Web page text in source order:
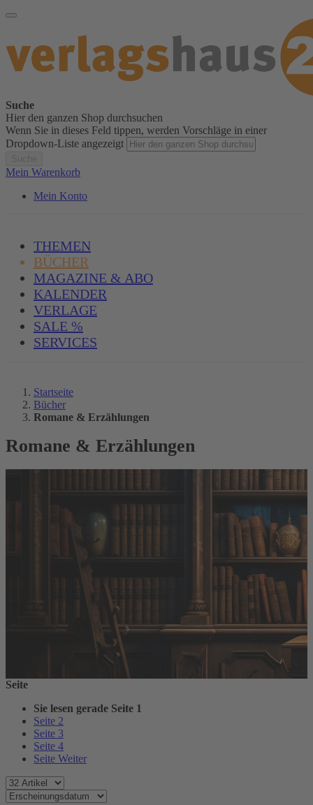
Suche
Hier den ganzen Shop durchsuchen
Wenn Sie in dieses Feld tippen, werden Vorschläge in einer
Dropdown-Liste angezeigt
Mein Warenkorb
Mein Konto
THEMEN
BÜCHER
MAGAZINE & ABO
KALENDER
VERLAGE
SALE %
SERVICES
Startseite
Bücher
Romane & Erzählungen
Romane & Erzählungen
Seite
Sie lesen gerade Seite 1
Seite 2
Seite 3
Seite 4
Seite Weiter